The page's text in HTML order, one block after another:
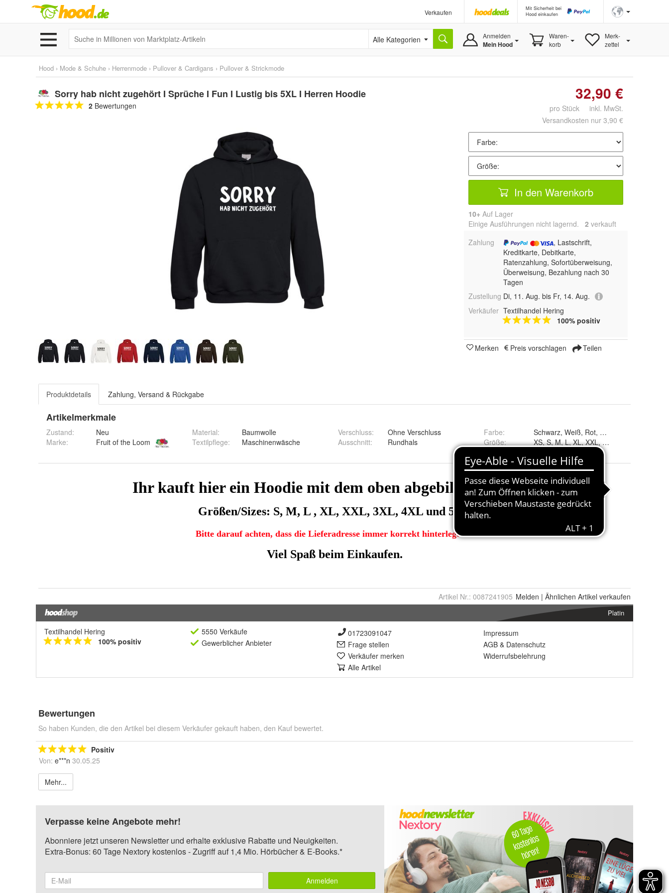
Verkaufen
Mit Sicherheit bei
Hood einkaufen
Alle Kategorien Anmelden
Mein Hood
Waren-
korb
Merk-
zettel
Hood › Mode & Schuhe › Herrenmode › Pullover & Cardigans › Pullover & Strickmode
Sorry hab nicht zugehört I Sprüche I Fun I Lustig bis 5XL I Herren Hoodie
2 Bewertungen
32,90 €
pro Stück inkl. MwSt.
Versandkosten nur 3,90 €
In den Warenkorb
10+ Auf Lager
Einige Ausführungen nicht lagernd. 2 verkauft
Zahlung
, Lastschrift,
Kreditkarte, Debitkarte,
Ratenzahlung, Sofortüberweisung,
Überweisung, Bezahlung nach 30
Tagen
Zustellung Di, 11. Aug. bis Fr, 14. Aug.
Verkäufer Textilhandel Hering
100% positiv
Merken Preis vorschlagen Teilen
Produktdetails Zahlung, Versand & Rückgabe
Artikelmerkmale
Zustand:
Neu
Marke:
Fruit of the Loom
Material:
Baumwolle
Textilpflege: Maschinenwäsche
Verschluss:
Ohne Verschluss
Ausschnitt: Rundhals
Farbe:
Größe:
Artikel Nr.: 0087241905 Melden | Ähnlichen Artikel verkaufen
Platin
Textilhandel Hering
100% positiv
5550 Verkäufe
Gewerblicher Anbieter
01723091047
Frage stellen
Verkäufer merken
Alle Artikel
Impressum
AGB & Datenschutz
Widerrufsbelehrung
Bewertungen
So haben Kunden, die den Artikel bei diesem Verkäufer gekauft haben, den Kauf bewertet.
Positiv
Von: e***n 30.05.25
Mehr...
Verpasse keine Angebote mehr!
Abonniere jetzt unseren Newsletter und erhalte exklusive Rabatte und Neuigkeiten.
Extra-Bonus: 60 Tage Nextory kostenlos - Zugriff auf 1,4 Mio. Hörbücher & E-Books.*
Anmelden